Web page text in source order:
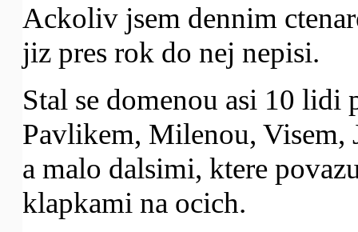
Ackoliv jsem dennim
jiz pres rok do nej nepisi.
Stal se domenou asi 10 lidi
Pavlikem, Milenou, Visem,
a malo dalsimi, ktere
klapkami na ocich.